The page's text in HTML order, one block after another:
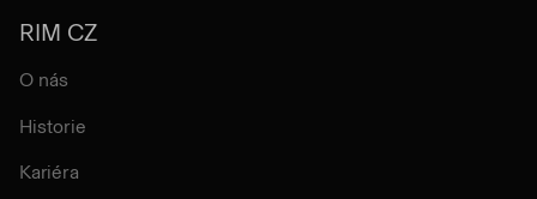
RIM CZ
O nás
Historie
Kariéra